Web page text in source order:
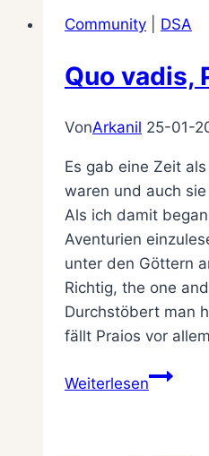
Community
DSA
Quo vadis,
VonArkanil 25-01-
Es gab eine Zeit
waren und auch
Als ich damit
Aventurien
unter den Göttern
Richtig, the one
Durchstöbert man
fällt Praios vor
WeiterlesenQuo